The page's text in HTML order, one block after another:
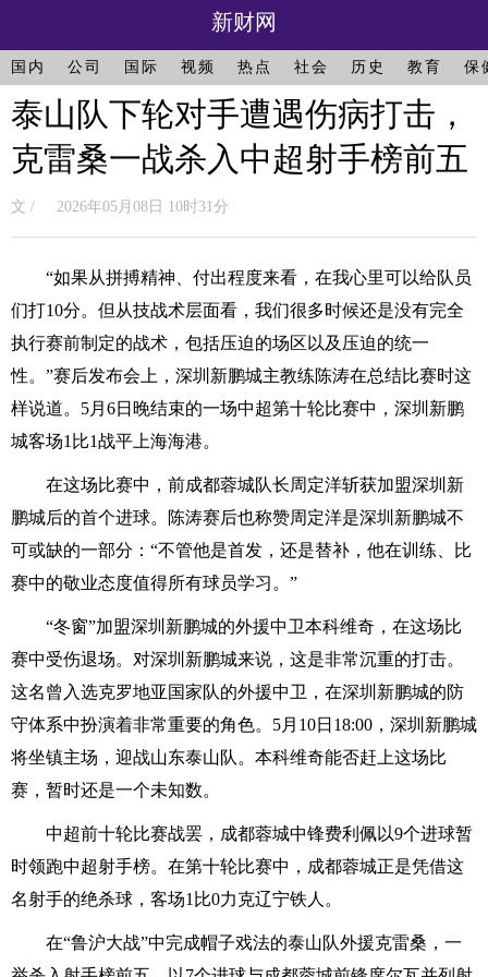
新财网
国内 公司 国际 视频 热点 社会 历史 教育 保
泰山队下轮对手遭遇伤病打击，
克雷桑一战杀入中超射手榜前五
文 / 2026年05月08日 10时31分
“如果从拼搏精神、付出程度来看，在我心里可以给队员
们打10分。但从技战术层面看，我们很多时候还是没有完全
执行赛前制定的战术，包括压迫的场区以及压迫的统一
性。”赛后发布会上，深圳新鹏城主教练陈涛在总结比赛时这
样说道。5月6日晚结束的一场中超第十轮比赛中，深圳新鹏
城客场1比1战平上海海港。
在这场比赛中，前成都蓉城队长周定洋斩获加盟深圳新
鹏城后的首个进球。陈涛赛后也称赞周定洋是深圳新鹏城不
可或缺的一部分：“不管他是首发，还是替补，他在训练、比
赛中的敬业态度值得所有球员学习。”
“冬窗”加盟深圳新鹏城的外援中卫本科维奇，在这场比
赛中受伤退场。对深圳新鹏城来说，这是非常沉重的打击。
这名曾入选克罗地亚国家队的外援中卫，在深圳新鹏城的防
守体系中扮演着非常重要的角色。5月10日18:00，深圳新鹏城
将坐镇主场，迎战山东泰山队。本科维奇能否赶上这场比
赛，暂时还是一个未知数。
中超前十轮比赛战罢，成都蓉城中锋费利佩以9个进球暂
时领跑中超射手榜。在第十轮比赛中，成都蓉城正是凭借这
名射手的绝杀球，客场1比0力克辽宁铁人。
在“鲁沪大战”中完成帽子戏法的泰山队外援克雷桑，一